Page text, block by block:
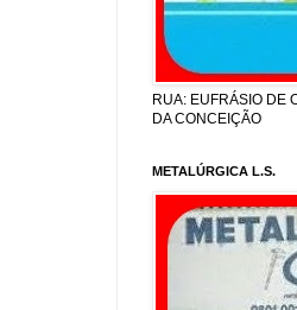
RUA: EUFRÁSIO DE
DA CONCEIÇÃO
METALÚRGICA L.S.